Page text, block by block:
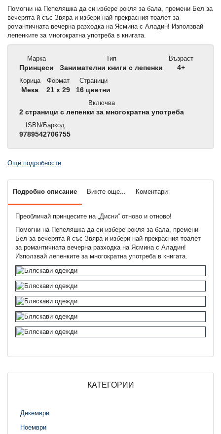
Помогни на Пепеляшка да си избере рокля за бала, премени Бел за
вечерята й със Звяра и избери най-прекрасния тоалет за
романтичната вечерна разходка на Ясмина с Аладин! Използвай
лепенките за многократна употреба в книгата.
Марка
Принцеси
Тип
Занимателни книги с лепенки
Възраст
4+
Корица
Мека
Формат
21 x 29
Страници
16 цветни
Включва
2 страници с лепенки за многократна употреба
ISBN/Баркод
9789542706755
Още подробности
Подробно описание Вижте още... Коментари
Преобличай принцесите на „Дисни“ отново и отново!
Помогни на Пепеляшка да си избере рокля за бала, премени
Бел за вечерята й със Звяра и избери най-прекрасния тоалет
за романтичната вечерна разходка на Ясмина с Аладин!
Използвай лепенките за многократна употреба в книгата.
КАТЕГОРИИ
Декември
Ноември